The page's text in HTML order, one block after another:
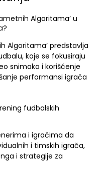
Algoritama’ u
Algoritama’ predstavlja
koje se fokusiraju
snimaka i korišćenje
performansi igrača
fudbalskih
i igračima da
i timskih igrača,
i strategije za